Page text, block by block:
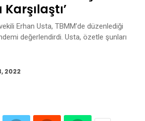
Erhan Usta, TBMM’de düzenlediği
değerlendirdi. Usta, özetle şunları
2022